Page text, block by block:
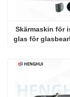
Skärmaskin för
glas för